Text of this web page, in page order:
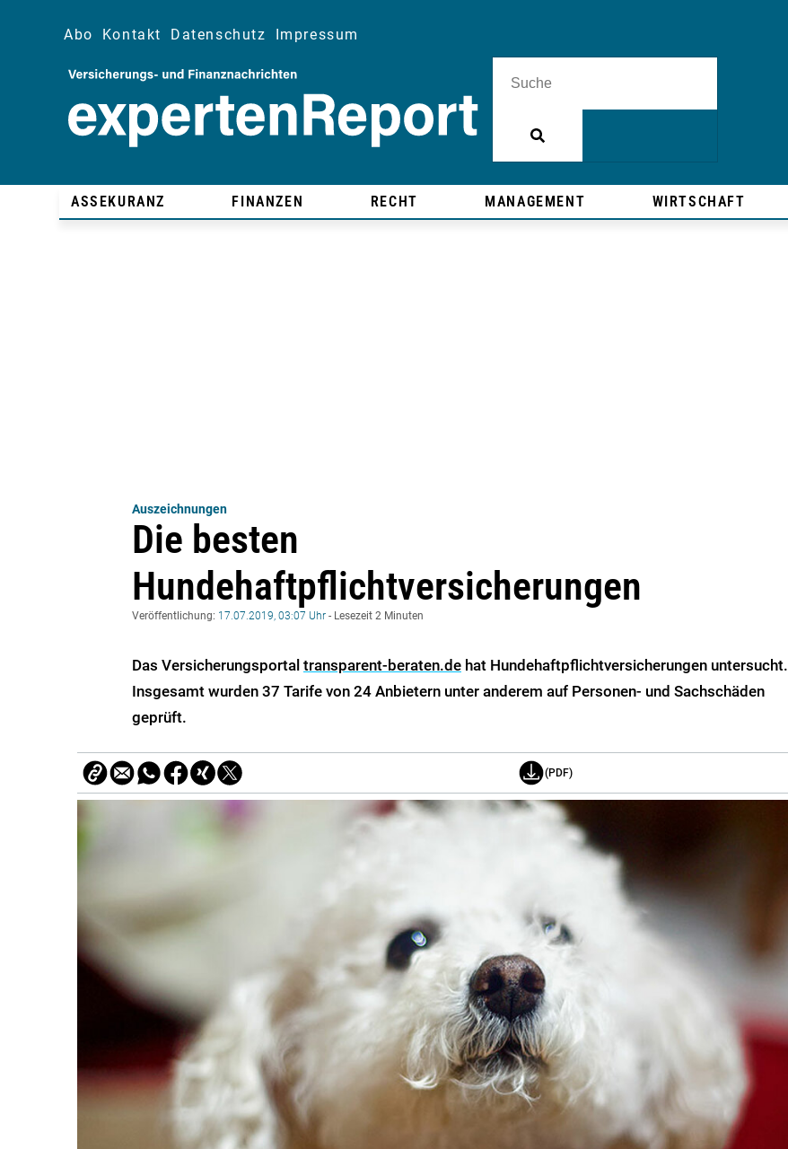
Abo Kontakt Datenschutz Impressum
ASSEKURANZ FINANZEN RECHT MANAGEMENT WIRTSCHAFT
Auszeichnungen
Die besten
Hundehaftpflichtversicherungen
Veröffentlichung: 17.07.2019, 03:07 Uhr - Lesezeit 2 Minuten
Das Versicherungsportal transparent-beraten.de hat Hundehaftpflichtversicherungen untersucht.
Insgesamt wurden 37 Tarife von 24 Anbietern unter anderem auf Personen- und Sachschäden
geprüft.
(PDF)